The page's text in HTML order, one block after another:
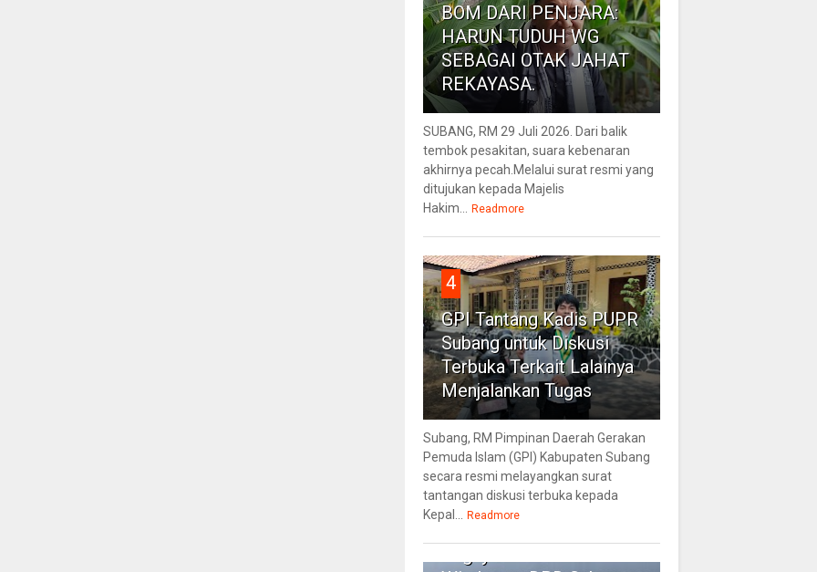
BOM DARI PENJARA:
HARUN TUDUH WG
SEBAGAI OTAK JAHAT
REKAYASA.
SUBANG, RM 29 Juli 2026. Dari balik
tembok pesakitan, suara kebenaran
akhirnya pecah.Melalui surat resmi yang
ditujukan kepada Majelis
Hakim...
Readmore
4
GPI Tantang Kadis PUPR
Subang untuk Diskusi
Terbuka Terkait Lalainya
Menjalankan Tugas
Subang, RM Pimpinan Daerah Gerakan
Pemuda Islam (GPI) Kabupaten Subang
secara resmi melayangkan surat
tantangan diskusi terbuka kepada
Kepal...
Readmore
5